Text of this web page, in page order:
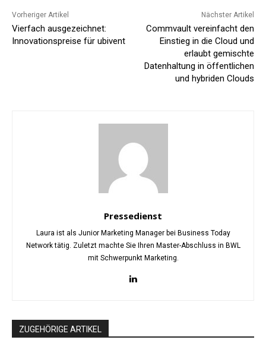
Vorheriger Artikel
Vierfach ausgezeichnet:
Innovationspreise für ubivent
Nächster Artikel
Commvault vereinfacht den
Einstieg in die Cloud und
erlaubt gemischte
Datenhaltung in öffentlichen
und hybriden Clouds
Pressedienst
Laura ist als Junior Marketing Manager bei Business Today
Network tätig. Zuletzt machte Sie Ihren Master-Abschluss in BWL
mit Schwerpunkt Marketing.
ZUGEHÖRIGE ARTIKEL